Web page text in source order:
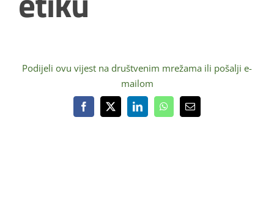
Podijeli ovu vijest na društvenim mrežama ili pošalji e-
mailom
Facebook
X LinkedInWhatsAppEmail: